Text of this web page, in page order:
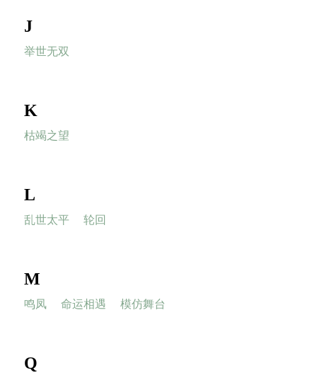
J
举世无双
K
枯竭之望
L
乱世太平 轮回
M
鸣凤 命运相遇 模仿舞台
Q